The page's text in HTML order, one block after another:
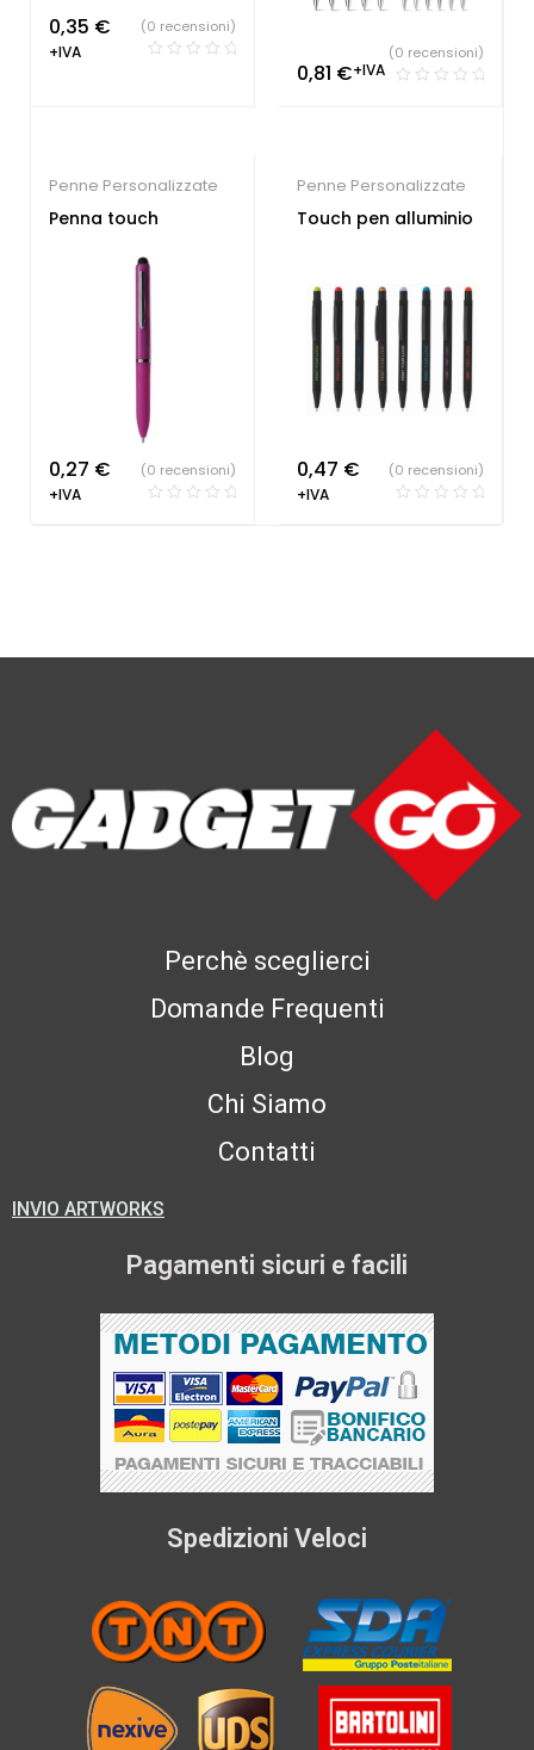
0,35 €
+IVA
(0 recensioni)
0,81 €+IVA
(0 recensioni)
Penne Personalizzate
Penna touch
0,27 €
+IVA
(0 recensioni)
Penne Personalizzate
Touch pen alluminio
0,47 €
+IVA
(0 recensioni)
Perchè sceglierci
Domande Frequenti
Blog
Chi Siamo
Contatti
INVIO ARTWORKS
Pagamenti sicuri e facili
Spedizioni Veloci